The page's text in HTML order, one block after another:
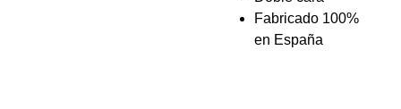
Fabricado 100%
en España